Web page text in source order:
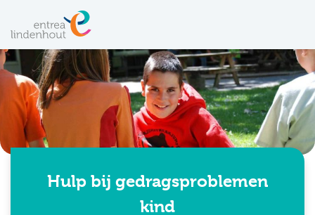
Hulp bij gedragsproblemen
kind